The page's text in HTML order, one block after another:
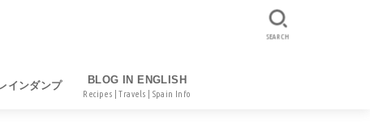
インダンプ BLOG IN ENGLISH
Recipes | Travels | Spain Info
SEARCH